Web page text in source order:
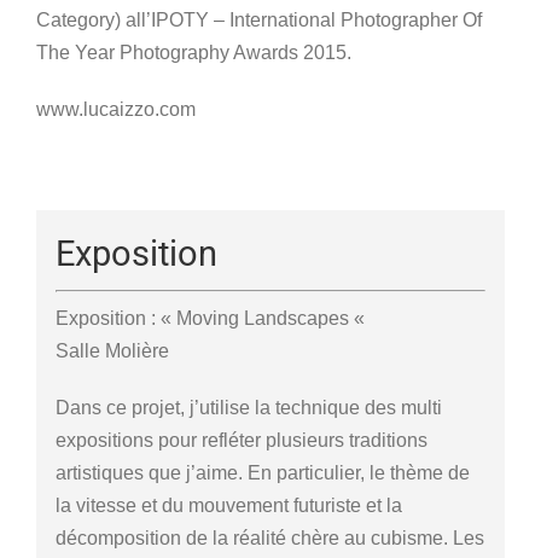
Category) all’IPOTY – International Photographer Of
The Year Photography Awards 2015.
www.lucaizzo.com
Exposition
Exposition : « Moving Landscapes «
Salle Molière
Dans ce projet, j’utilise la technique des multi
expositions pour refléter plusieurs traditions
artistiques que j’aime. En particulier, le thème de
la vitesse et du mouvement futuriste et la
décomposition de la réalité chère au cubisme. Les